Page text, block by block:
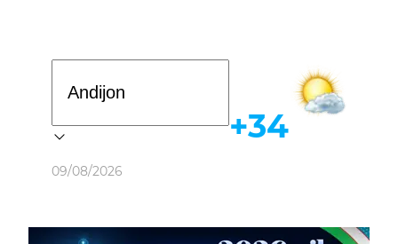
Ob-havo
09/08/2026
+34